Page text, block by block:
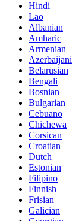
Hindi
Lao
Albanian
Amharic
Armenian
Azerbaijani
Belarusian
Bengali
Bosnian
Bulgarian
Cebuano
Chichewa
Corsican
Croatian
Dutch
Estonian
Filipino
Finnish
Frisian
Galician